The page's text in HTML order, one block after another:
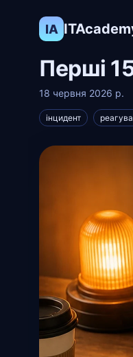
IA
Перші
18 червня 2026 р.
інцидент